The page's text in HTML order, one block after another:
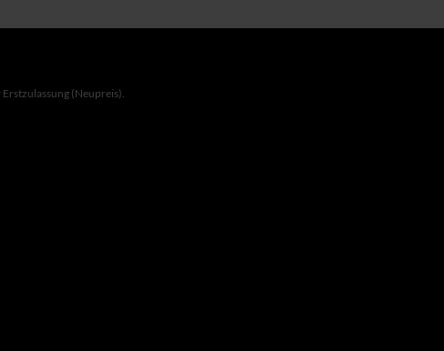
(Neupreis).